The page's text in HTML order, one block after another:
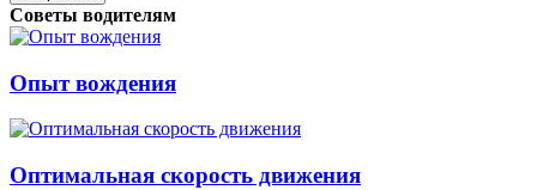
Советы водителям
Опыт вождения
Оптимальная скорость движения